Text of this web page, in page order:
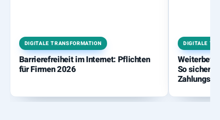
DIGITALE TRANSFORMATION
Barrierefreiheit im Internet: Pflichten
für Firmen 2026
DIGITALE
So sichern